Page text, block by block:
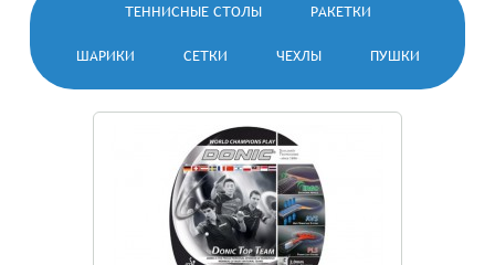
ТЕННИСНЫЕ СТОЛЫ РАКЕТКИ
ШАРИКИ СЕТКИ ЧЕХЛЫ ПУШКИ